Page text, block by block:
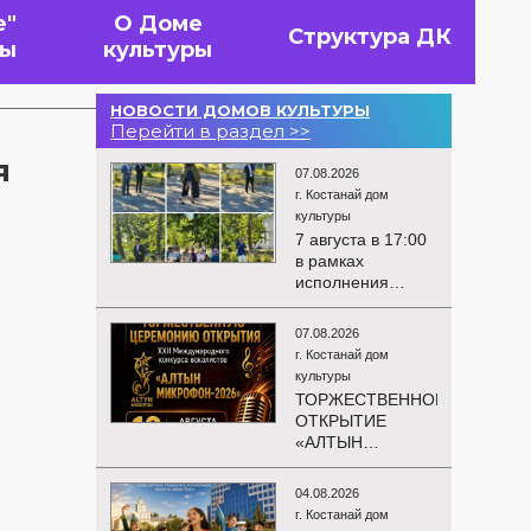
О Доме
культуры
Структура ДК
НОВОСТИ ДОМОВ КУЛЬТУРЫ
Перейти в раздел >>
07.08.2026
г. Костанай дом
культуры
7 августа в 17:00
в рамках
исполнения
показателей КРІ в
соответствии с
утверждённым
состоялся
выездной концерт
посвященной
экологической
акции «Таза
Казахстан». в
Мендыкаринский
07.08.2026
г. Костанай дом
культуры
ТОРЖЕСТВЕННОЕ
ОТКРЫТИЕ
«АЛТЫН
МИКРОФОН –
2026»
Приглашаем вас
04.08.2026
г. Костанай дом